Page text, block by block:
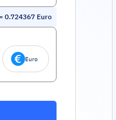
0.724367 Euro
Euro